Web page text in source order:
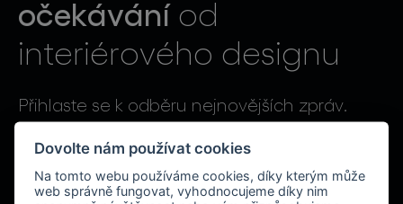
projekty
produkty
očekáváníod
interiérového designu
Přihlaste se k odběru nejnovějších zpráv.
Odesláním souhlasíte se zpracováním osobních údajů.
Dovolte nám používat cookies
Na tomto webu používáme cookies, díky kterým může
web správně fungovat, vyhodnocujeme díky nim